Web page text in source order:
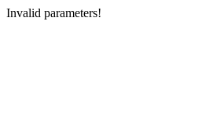
Invalid parameters!